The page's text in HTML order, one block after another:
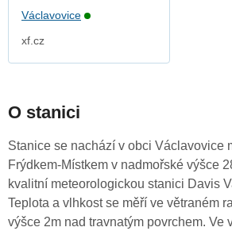
Václavovice
xf.cz
O stanici
Stanice se nachází v obci Václavovice
Frýdkem-Místkem v nadmořské výšce
kvalitní meteorologickou stanici Davis
Teplota a vlhkost se měří ve větraném
výšce 2m nad travnatým povrchem. Ve